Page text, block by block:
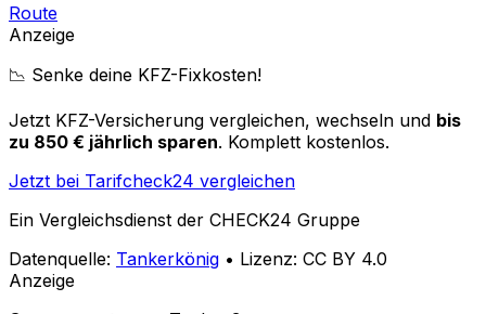
Route
Anzeige
📉 Senke deine KFZ-Fixkosten!
Jetzt KFZ-Versicherung vergleichen, wechseln und bis
zu 850 € jährlich sparen. Komplett kostenlos.
Jetzt bei Tarifcheck24 vergleichen
Ein Vergleichsdienst der CHECK24 Gruppe
Datenquelle: Tankerkönig • Lizenz: CC BY 4.0
Anzeige